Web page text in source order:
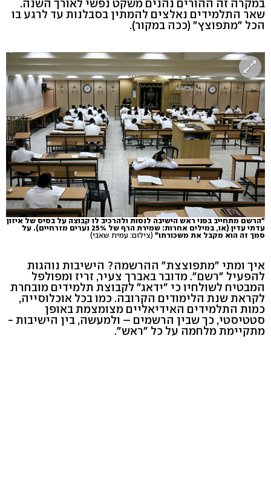
במקרה זה ההורים נהנים משקט נפשי לאורך השנה.
שאר התלמידים נאלצים להמתין בסבלנות עד לרגע בו
הכל "מתפוצץ" (ככה במקור).
"הרשם מתחייב בפני ראש הישיבה לנסות ולהרכיב לו קבוצה על בסיס של איזון
עדתי עדין (או, במילים אחרות: שמירת הרף של 25% נערים מזרחיים). על
סמך זה הוא מקבל את משכורתו" (צילום: עמית שאבי)
איך ומתי "מתפוצצת" ההרשמה? הישיבות נוהגות
להפעיל "רשם". מדובר באברך צעיר, זריז ומפולפל
המבטיח לשולחיו כי "ידאג" לקבוצת תלמידים מובחרת
לקראת שנת הלימודים הקרובה. כמו בכל אוכלוסייה,
כמות התלמידים האידיאליים מצומצמת באופן
סטטיסטי, כך שבין הרשמים – ולמעשה, בין הישיבות -
מתקיימת מלחמה על כל "ראש".